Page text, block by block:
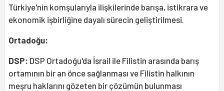
Türkiye'nin komşularıyla ilişkilerinde barışa, istikrara ve
ekonomik işbirliğine dayalı sürecin geliştirilmesi.
Ortadoğu:
DSP: DSP Ortadoğu'da İsrail ile Filistin arasında barış
ortamının bir an önce sağlanması ve Filistin halkının
meşru haklarını gözeten bir çözümün bulunması